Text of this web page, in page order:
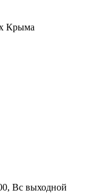
Крыма
Вс выходной